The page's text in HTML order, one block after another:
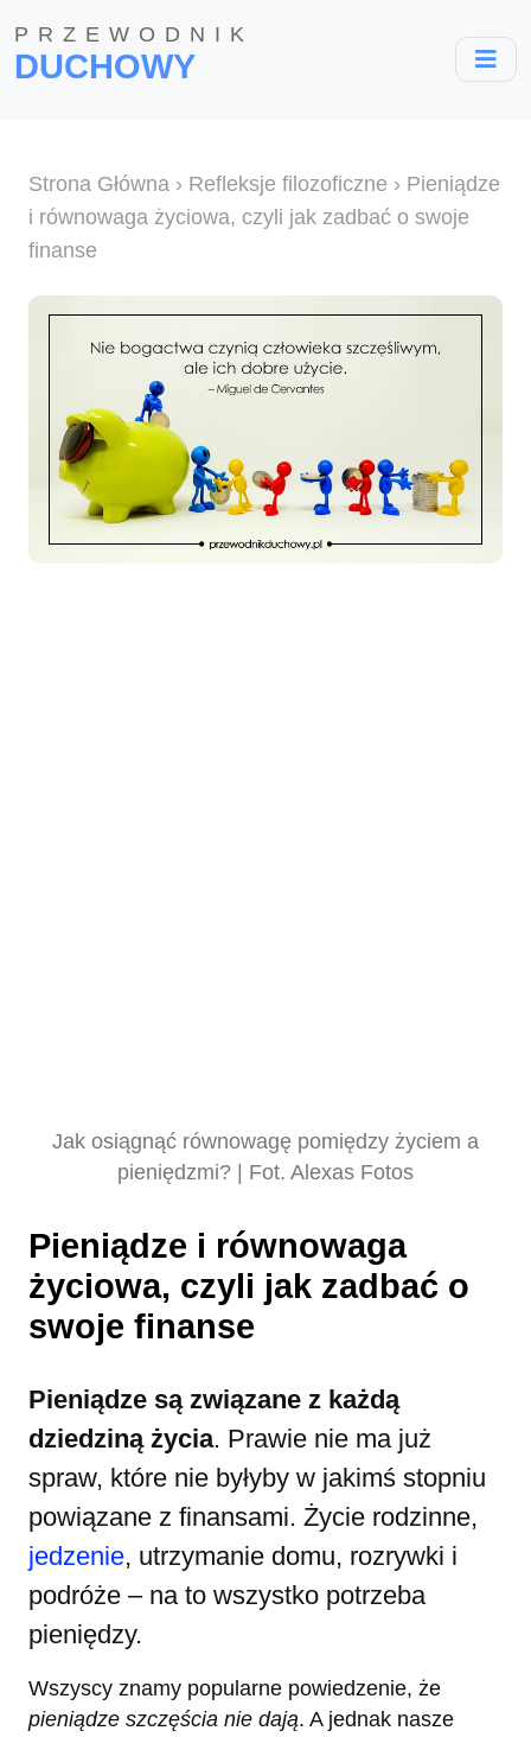
PRZEWODNIK
DUCHOWY
Strona Główna › Refleksje filozoficzne › Pieniądze
i równowaga życiowa, czyli jak zadbać o swoje
finanse
Jak osiągnąć równowagę pomiędzy życiem a
pieniędzmi? | Fot. Alexas Fotos
Pieniądze i równowaga
życiowa, czyli jak zadbać o
swoje finanse
Pieniądze są związane z każdą
dziedziną życia. Prawie nie ma już
spraw, które nie byłyby w jakimś stopniu
powiązane z finansami. Życie rodzinne,
jedzenie, utrzymanie domu, rozrywki i
podróże – na to wszystko potrzeba
pieniędzy.
Wszyscy znamy popularne powiedzenie, że
pieniądze szczęścia nie dają. A jednak nasze